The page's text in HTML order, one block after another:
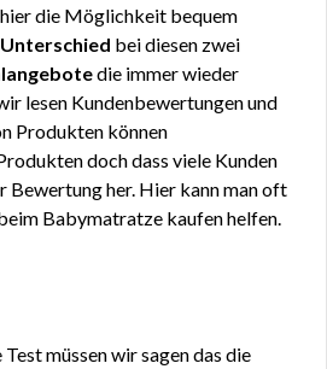
hier die Möglichkeit bequem
Unterschied bei diesen zwei
die immer wieder
lesen Kundenbewertungen und
Produkten können
doch dass viele Kunden
Bewertung her. Hier kann man oft
Babymatratze kaufen helfen.
müssen wir sagen das die